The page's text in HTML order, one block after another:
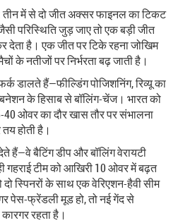
में से दो जीत अक्सर फाइनल का टिकट
परिस्थिति जुड़ जाए तो एक बड़ी जीत
है। एक जीत पर टिके रहना जोखिम
के नतीजों पर निर्भरता बढ़ जाती है।
डालते हैं—फील्डिंग पोजिशनिंग, रिव्यू का
के हिसाब से बॉलिंग-चेंज। भारत को
ओवर का दौर खास तौर पर संभालना
होती है।
हैं—वे बैटिंग डीप और बॉलिंग वेरायटी
गहराई टीम को आखिरी 10 ओवर में बढ़त
दो स्पिनरों के साथ एक वेरिएशन-हैवी सीम
पेस-फ्रेंडली मूड हो, तो नई गेंद से
रहता है।